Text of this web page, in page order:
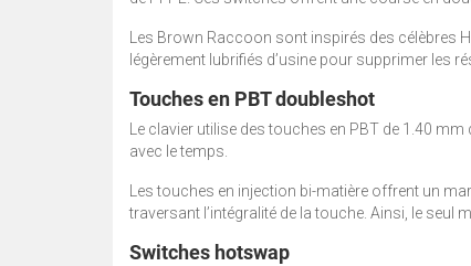
Les Brown Raccoon sont inspirés des célèbres
légèrement lubrifiés d’usine pour supprimer les
Touches en PBT doubleshot
Le clavier utilise des touches en PBT de 1.40
avec le temps.
Les touches en injection bi-matière offrent un
traversant l’intégralité de la touche. Ainsi, le seul
Switches hotswap